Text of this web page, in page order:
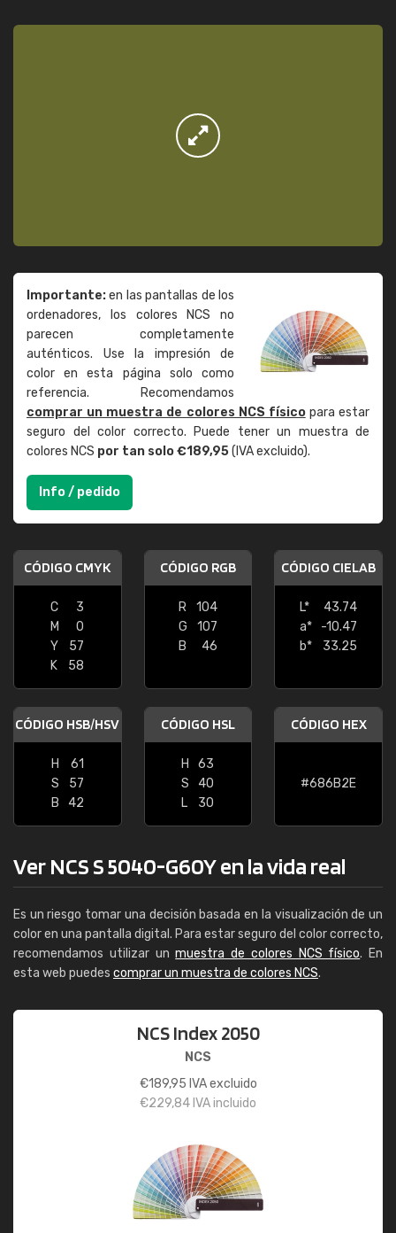
Importante:en las pantallas de los
ordenadores, los colores NCS no
parecen completamente
auténticos. Use la impresión de
color en esta página solo como
referencia. Recomendamos
comprar un muestra de colores NCS físicopara estar
seguro del color correcto. Puede tener un muestra de
colores NCS por tan solo €189,95(IVA excluido).
Info / pedido
CÓDIGO CMYK
C
3
M
0
Y
57
K
58
CÓDIGO RGB
R
104
G
107
B
46
CÓDIGO CIELAB
L*
43.74
a*
-10.47
b*
33.25
CÓDIGO HSB/HSV
H
61
S
57
B
42
CÓDIGO HSL
H
63
S
40
L
30
CÓDIGO HEX
#686B2E
Ver NCS S 5040-G60Y en la vida real
Es un riesgo tomar una decisión basada en la visualización de un
color en una pantalla digital. Para estar seguro del color correcto,
recomendamos utilizar unmuestra de colores NCS físico. En
esta web puedes comprar un muestra de colores NCS.
NCS Index 2050
NCS
€189,95 IVA excluido
€229,84 IVA incluido